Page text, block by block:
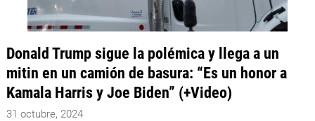
Donald Trump sigue la polémica y llega a un
mitin en un camión de basura: “Es un honor a
Kamala Harris y Joe Biden” (+Video)
31 octubre, 2024